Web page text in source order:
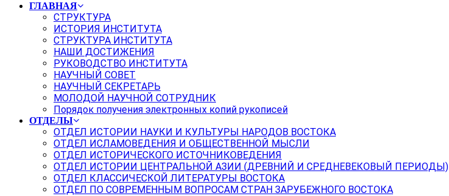
ГЛАВНАЯ
СТРУКТУРА
ИСТОРИЯ ИНСТИТУТА
СТРУКТУРА ИНСТИТУТА
НАШИ ДОСТИЖЕНИЯ
РУКОВОДСТВО ИНСТИТУТА
НАУЧНЫЙ СОВЕТ
НАУЧНЫЙ СЕКРЕТАРЬ
МОЛОДОЙ НАУЧНОЙ СОТРУДНИК
Порядок получения электронных копий рукописей
ОТДЕЛЫ
ОТДЕЛ ИСТОРИИ НАУКИ И КУЛЬТУРЫ НАРОДОВ ВОСТОКА
ОТДЕЛ ИСЛАМОВЕДЕНИЯ И ОБЩЕСТВЕННОЙ МЫСЛИ
ОТДЕЛ ИСТОРИЧЕСКОГО ИСТОЧНИКОВЕДЕНИЯ
ОТДЕЛ ИСТОРИИ ЦЕНТРАЛЬНОЙ АЗИИ (ДРЕВНИЙ И СРЕДНЕВЕКОВЫЙ ПЕРИОДЫ)
ОТДЕЛ КЛАССИЧЕСКОЙ ЛИТЕРАТУРЫ ВОСТОКА
ОТДЕЛ ПО СОВРЕМЕННЫМ ВОПРОСАМ СТРАН ЗАРУБЕЖНОГО ВОСТОКА